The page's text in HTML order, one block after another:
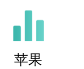
苹果